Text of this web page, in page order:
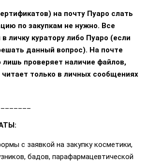
на почту Пуаро слать
по закупкам не нужно. Все
личку куратору либо Пуаро (если
данный вопрос). На почте
проверяет наличие файлов,
только в личных сообщениях
с заявкой на закупку косметики,
бадов, парафармацевтической